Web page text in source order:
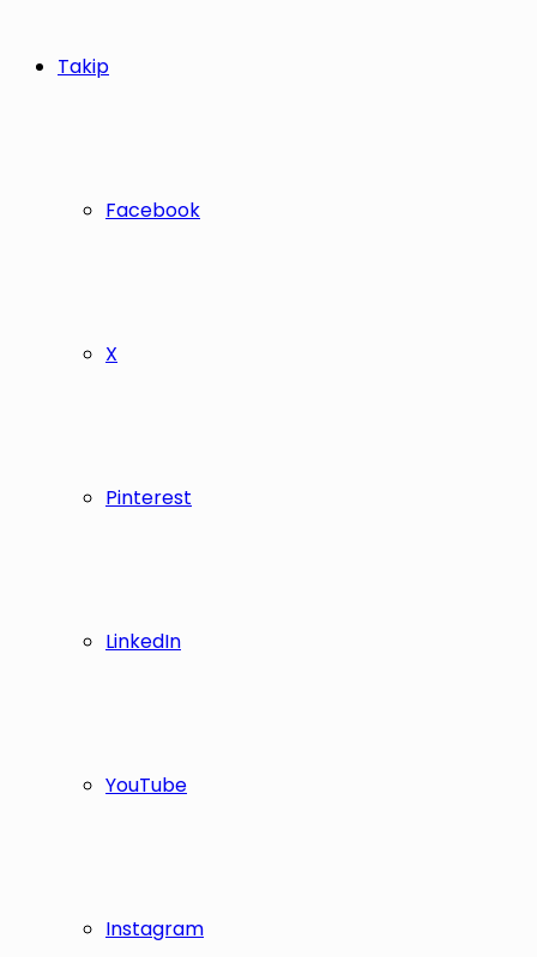
Takip
Facebook
X
Pinterest
LinkedIn
YouTube
Instagram